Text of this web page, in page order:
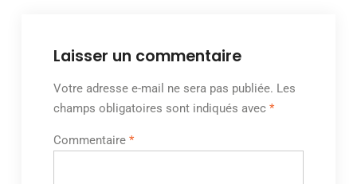
Laisser un commentaire
Votre adresse e-mail ne sera pas publiée. Les
champs obligatoires sont indiqués avec *
Commentaire *